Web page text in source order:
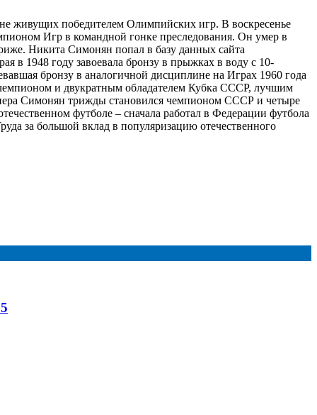
живущих победителем Олимпийских игр. В воскресенье
Игр в командной гонке преследования. Он умер в
Никита Симонян попал в базу данных сайта
в 1948 году завоевала бронзу в прыжках в воду с 10-
бронзу в аналогичной дисциплине на Играх 1960 года
и двукратным обладателем Кубка СССР, лучшим
Симонян трижды становился чемпионом СССР и четыре
футболе – сначала работал в Федерации футбола
за большой вклад в популяризацию отечественного